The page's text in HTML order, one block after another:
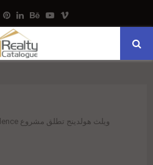
Pinterest
LinkedinBehance
Youtube
Vimeo